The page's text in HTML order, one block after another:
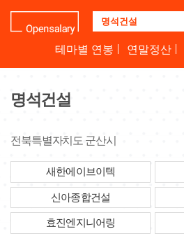
업
명
테마별 연봉 연말정산
명석건설
전북특별자치도 군산시
새한에이브이텍
신아종합건설
효진엔지니어링